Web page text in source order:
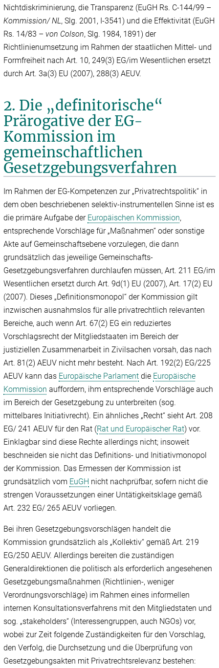
Nichtdiskriminierung, die Transparenz (EuGH Rs. C-144/99 –
Kommission/ NL, Slg. 2001, I-3541) und die Effektivität (EuGH
Rs. 14/83 – von Colson, Slg. 1984, 1891) der
Richtlinienumsetzung im Rahmen der staatlichen Mittel- und
Formfreiheit nach Art. 10, 249(3) EG/im Wesentlichen ersetzt
durch Art. 3a(3) EU (2007), 288(3) AEUV.
2. Die „definitorische“
Prärogative der EG-
Kommission im
gemeinschaftlichen
Gesetzgebungsverfahren
Im Rahmen der EG-Kompetenzen zur „Privatrechtspolitik“ in
dem oben beschriebenen selektiv-instrumentellen Sinne ist es
die primäre Aufgabe der Europäischen Kommission,
entsprechende Vorschläge für „Maßnahmen“ oder sonstige
Akte auf Gemeinschaftsebene vorzulegen, die dann
grundsätzlich das jeweilige Gemeinschafts-
Gesetzgebungsverfahren durchlaufen müssen, Art. 211 EG/im
Wesentlichen ersetzt durch Art. 9d(1) EU (2007), Art. 17(2) EU
(2007). Dieses „Definitionsmonopol“ der Kommission gilt
inzwischen ausnahmslos für alle privatrechtlich relevanten
Bereiche, auch wenn Art. 67(2) EG ein reduziertes
Vorschlagsrecht der Mitgliedstaaten im Bereich der
justiziellen Zusammenarbeit in Zivilsachen vorsah, das nach
Art. 81(2) AEUV nicht mehr besteht. Nach Art. 192(2) EG/225
AEUV kann das Europäische Parlament die Europäische
Kommission auffordern, ihm entsprechende Vorschläge auch
im Bereich der Gesetzgebung zu unterbreiten (sog.
mittelbares Initiativrecht). Ein ähnliches „Recht“ sieht Art. 208
EG/ 241 AEUV für den Rat (Rat und Europäischer Rat) vor.
Einklagbar sind diese Rechte allerdings nicht; insoweit
beschneiden sie nicht das Definitions- und Initiativmonopol
der Kommission. Das Ermessen der Kommission ist
grundsätzlich vom EuGH nicht nachprüfbar, sofern nicht die
strengen Voraussetzungen einer Untätigkeitsklage gemäß
Art. 232 EG/ 265 AEUV vorliegen.
Bei ihren Gesetzgebungsvorschlägen handelt die
Kommission grundsätzlich als „Kollektiv“ gemäß Art. 219
EG/250 AEUV. Allerdings bereiten die zuständigen
Generaldirektionen die politisch als erforderlich angesehenen
Gesetzgebungsmaßnahmen (Richtlinien-, weniger
Verordnungsvorschläge) im Rahmen eines informellen
internen Konsultationsverfahrens mit den Mitgliedstaten und
sog. „stakeholders“ (Interessengruppen, auch NGOs) vor,
wobei zur Zeit folgende Zuständigkeiten für den Vorschlag,
den Verfolg, die Durchsetzung und die Überprüfung von
Gesetzgebungsakten mit Privatrechtsrelevanz bestehen: